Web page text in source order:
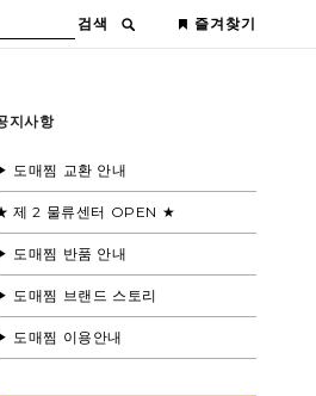
검색 즐겨찾기
지사항
도매찜 교환 안내
제 2 물류센터 OPEN ★
도매찜 반품 안내
도매찜 브랜드 스토리
도매찜 이용안내
(부가세별도)
휴사